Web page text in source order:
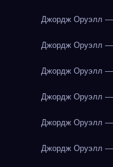
Джордж Оруэлл —
Джордж Оруэлл —
Джордж Оруэлл —
Джордж Оруэлл —
Джордж Оруэлл —
Джордж Оруэлл —